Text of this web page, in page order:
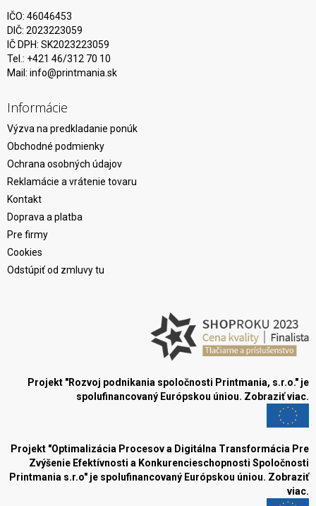
IČO: 46046453
DIČ: 2023223059
IČ DPH: SK2023223059
Tel.: +421 46/312 70 10
Mail: info@printmania.sk
Informácie
Výzva na predkladanie ponúk
Obchodné podmienky
Ochrana osobných údajov
Reklamácie a vrátenie tovaru
Kontakt
Doprava a platba
Pre firmy
Cookies
Odstúpiť od zmluvy tu
Projekt "Rozvoj podnikania spoločnosti Printmania, s.r.o." je
spolufinancovaný Európskou úniou. Zobraziť viac.
Projekt "Optimalizácia Procesov a Digitálna Transformácia Pre
Zvýšenie Efektívnosti a Konkurencieschopnosti Spoločnosti
Printmania s.r.o" je spolufinancovaný Európskou úniou. Zobraziť
viac.